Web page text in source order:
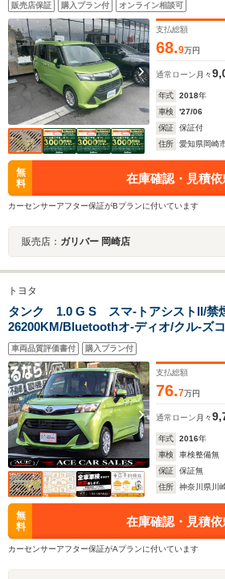
販売店保証 購入プラン付 オンライン相談可
支払総額
68.9万円
通常ローン 月々
年式 2018年
車検
'27/06
保証
保証付
住所
愛知県岡崎
無
料
在庫確認・見積依
カーセンサーアフター保証がBプランに付いています
販売店： ガリバー 岡崎店
トヨタ
タンク 1.0 G S スマ-トアシストII/禁
26200KM/Bluetoothオ-ディオ/クル-ズ
ブレコ-ダ-/フルセグTV/両側パワ-スライ
メラ/オートライト/点検記録簿
車両品質評価書付 購入プラン付
支払総額
76.7万円
通常ローン 月々
年式 2016年
車検
車検整備無
保証
保証無
住所
神奈川県川
無
料
在庫確認・見積依
カーセンサーアフター保証がAプランに付いています